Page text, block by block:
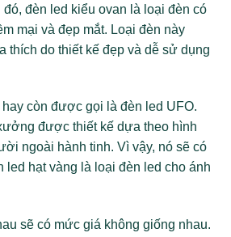
đèn led kiểu ovan là loại đèn có
mại và đẹp mắt. Loại đèn này
do thiết kế đẹp và dễ sử dụng
còn được gọi là đèn led UFO.
được thiết kế dựa theo hình
ngoài hành tinh. Vì vậy, nó sẽ có
led hạt vàng là loại đèn led cho ánh
sẽ có mức giá không giống nhau.